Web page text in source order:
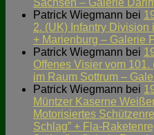
Patrick Wiegmann bei
2. (UK) Infantry Division
+ Marienburg – Galerie
Patrick Wiegmann bei
Offenes Visier vom 101.
im Raum Sottrum –
Patrick Wiegmann bei
Müntzer Kaserne
Motorisiertes
Schlag” + Fla-